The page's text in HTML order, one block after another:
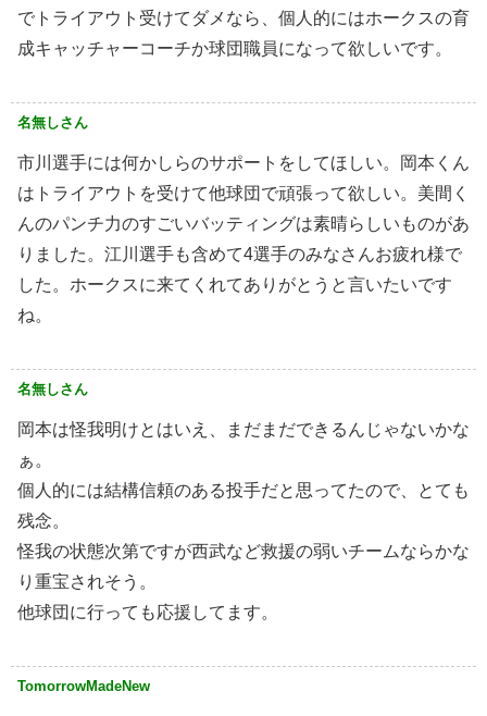
でトライアウト受けてダメなら、個人的にはホークスの育
成キャッチャーコーチか球団職員になって欲しいです。
名無しさん
市川選手には何かしらのサポートをしてほしい。岡本くん
はトライアウトを受けて他球団で頑張って欲しい。美間く
んのパンチ力のすごいバッティングは素晴らしいものがあ
りました。江川選手も含めて4選手のみなさんお疲れ様で
した。ホークスに来てくれてありがとうと言いたいです
ね。
名無しさん
岡本は怪我明けとはいえ、まだまだできるんじゃないかな
ぁ。
個人的には結構信頼のある投手だと思ってたので、とても
残念。
怪我の状態次第ですが西武など救援の弱いチームならかな
り重宝されそう。
他球団に行っても応援してます。
TomorrowMadeNew